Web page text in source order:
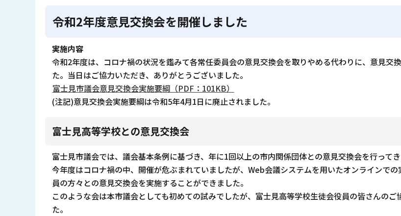
令和2年度意見交換会を開催しました
実施内容
令和2年度は、コロナ禍の状況を鑑みて各常任委員会の意見交換会を取りやめる代わりに、意見交
た。当日はご協力いただき、ありがとうございました。
富士見市議会意見交換会実施要綱（PDF：101KB）
(注記)意見交換会実施要綱は令和5年4月1日に廃止されました。
富士見高等学校との意見交換会
富士見市議会では、議会基本条例に基づき、年に1回以上の市内関係団体との意見交換会を行ってき
今年度はコロナ禍の中、開催が危ぶまれていましたが、Web会議システムを用いたオンラインで
員の方々との意見交換会を実施することができました。
このような会は本市議会としても初めての試みでしたが、富士見高等学校生徒会役員の皆さんの
た。